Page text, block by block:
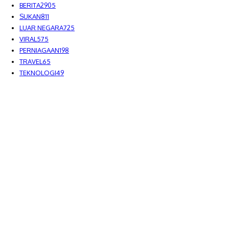
BERITA2905
SUKAN811
LUAR NEGARA725
VIRAL 575
PERNIAGAAN198
TRAVEL 65
TEKNOLOGI49